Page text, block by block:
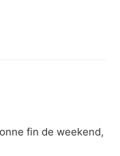
fin de weekend,